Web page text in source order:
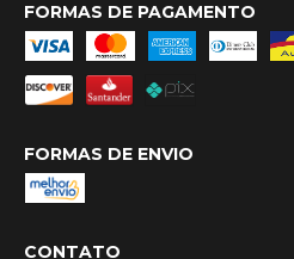
FORMAS DE PAGAMENTO
FORMAS DE ENVIO
CONTATO